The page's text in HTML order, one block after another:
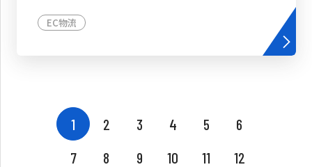
EC物流
1 2 3 4 5
6
7
8 9 10 11
12